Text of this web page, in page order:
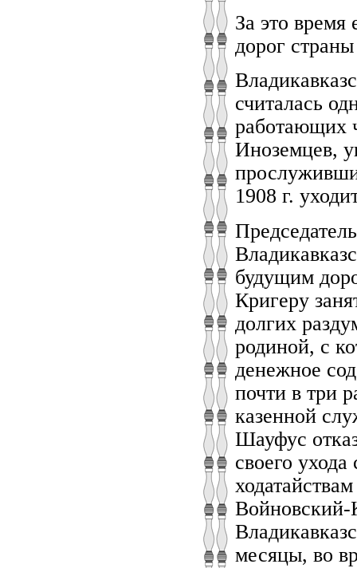
За это
дорог
считалась
работающих
Иноземцев,
1908 г.
будущим
Кригеру
долгих
родиной, с
денежное
почти в три
казенной
Шауфус
своего
Войновский-
месяцы, во